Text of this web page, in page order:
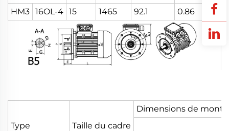
HM3 16OL-4 15 1465 92.1 0.86
Type Taille du cadre
Dimensions de